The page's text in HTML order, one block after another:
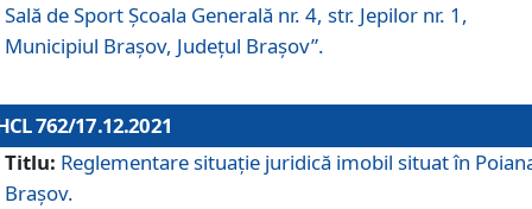
Sală de Sport Școala Generală nr. 4, str. Jepilor nr. 1,
Municipiul Brașov, Județul Brașov”.
762/17.12.2021
Titlu: Reglementare situație juridică imobil situat în
Brașov.